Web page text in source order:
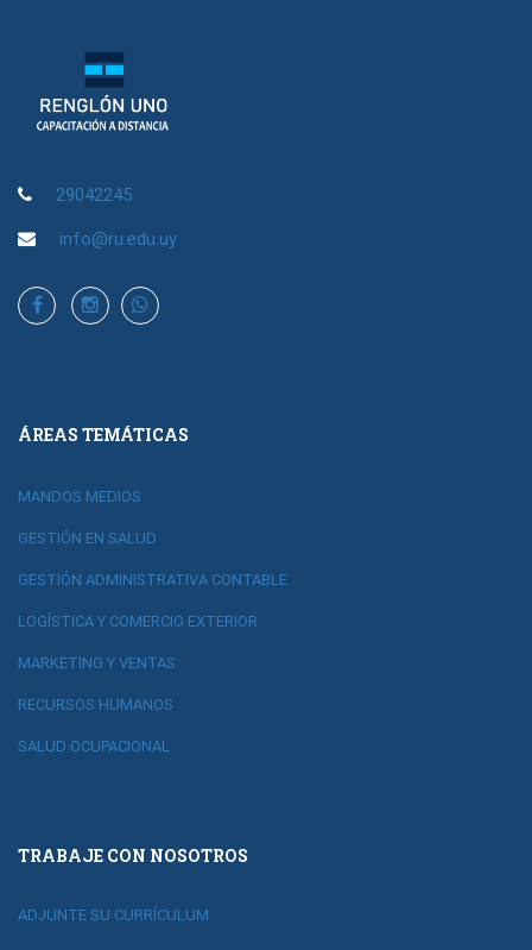
29042245
info@ru.edu.uy
ÁREAS TEMÁTICAS
MANDOS MEDIOS
GESTIÓN EN SALUD
GESTIÓN ADMINISTRATIVA CONTABLE
LOGÍSTICA Y COMERCIO EXTERIOR
MARKETING Y VENTAS
RECURSOS HUMANOS
SALUD OCUPACIONAL
TRABAJE CON NOSOTROS
ADJUNTE SU CURRÍCULUM